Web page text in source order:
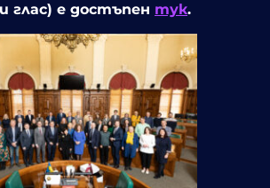
глас) е достъпен тук.